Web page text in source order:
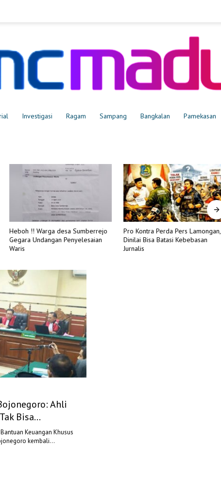
Investigasi Ragam Sampang Bangkalan Pamekasan
Heboh !! Warga desa Sumberrejo
Gegara Undangan Penyelesaian
Waris
Pro Kontra Perda Pers Lamongan,
Dinilai Bisa Batasi Kebebasan
Jurnalis
Ahli
Bisa
Keuangan Khusus
kembali…